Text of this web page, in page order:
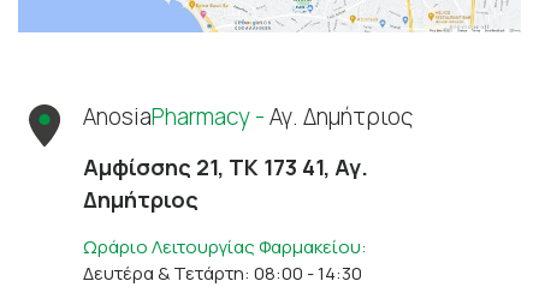
AnosiaPharmacy -Αγ. Δημήτριος
Αμφίσσης 21, ΤΚ 173 41, Αγ.
Δημήτριος
Ωράριο Λειτουργίας Φαρμακείου:
Δευτέρα & Τετάρτη: 08:00 - 14:30